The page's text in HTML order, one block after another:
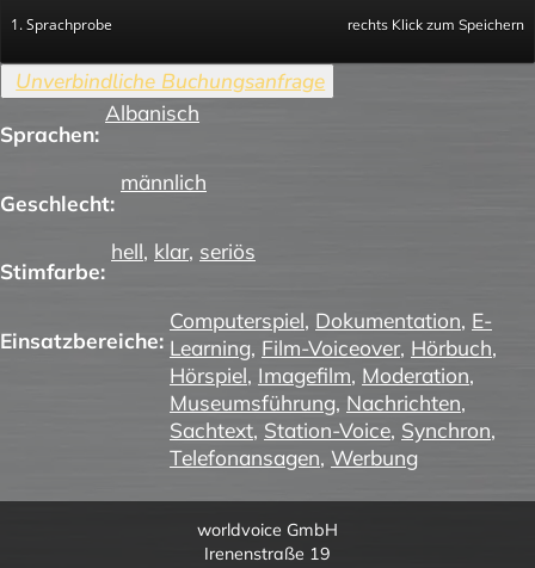
1. Sprachprobe rechts Klick zum Speichern
Sprachen:
Albanisch
Geschlecht:
männlich
Stimfarbe:
hell, klar, seriös
Einsatzbereiche:
Computerspiel, Dokumentation, E-
Learning, Film-Voiceover, Hörbuch,
Hörspiel, Imagefilm, Moderation,
Museumsführung, Nachrichten,
Sachtext, Station-Voice, Synchron,
Telefonansagen, Werbung
worldvoice GmbH
Irenenstraße 19